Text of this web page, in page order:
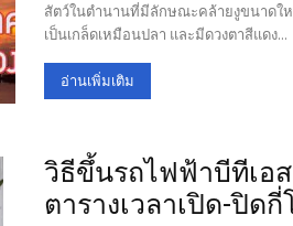
สัตว์ในตำนานที่มีลักษณะคล้ายงูขนาดใ
เป็นเกล็ดเหมือนปลา และมีดวงตาสีแดง...
อ่านเพิ่มเติม
วิธีขึ้นรถไฟฟ้าบีทีเอส
ตารางเวลาเปิด-ปิดกี่